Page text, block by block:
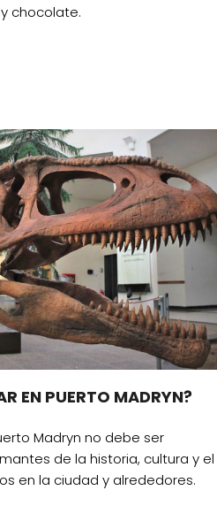
chocolate.
EN PUERTO MADRYN?
Madryn no debe ser
de la historia, cultura y el
en la ciudad y alrededores.